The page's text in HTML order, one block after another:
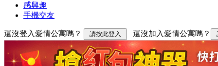
感興趣
手機交友
還沒登入愛情公寓嗎？ 還沒加入愛情公寓嗎？